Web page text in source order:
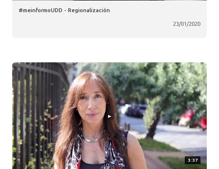
#meinformoUDD - Regionalización
23/01/2020
3:37